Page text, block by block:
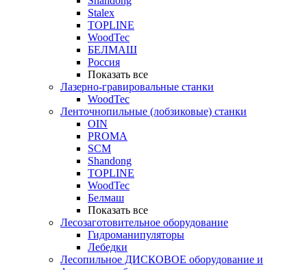
Stalex
TOPLINE
WoodTec
БЕЛМАШ
Россия
Показать все
Лазерно-гравировальные станки
WoodTec
Ленточнопильные (лобзиковые) станки
OIN
PROMA
SCM
Shandong
TOPLINE
WoodTec
Белмаш
Показать все
Лесозаготовительное оборудование
Гидроманипуляторы
Лебедки
Лесопильное ДИСКОВОЕ оборудование и